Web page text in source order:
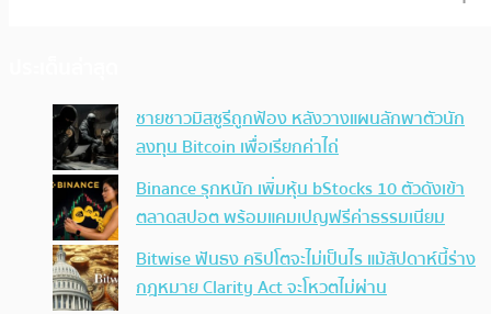
ชายชาวมิสซูรีถูกฟ้อง หลังวางแผนลักพาตัวนัก
ลงทุน Bitcoin เพื่อเรียกค่าไถ่
Binance รุกหนัก เพิ่มหุ้น bStocks 10 ตัวดังเข้า
ตลาดสปอต พร้อมแคมเปญฟรีค่าธรรมเนียม
Bitwise ฟันธง คริปโตจะไม่เป็นไร แม้สัปดาห์นี้ร่าง
กฎหมาย Clarity Act จะโหวตไม่ผ่าน